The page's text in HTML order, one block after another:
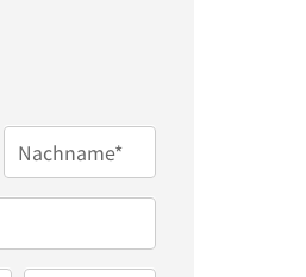
Nachname*